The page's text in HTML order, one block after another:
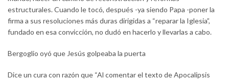
estructurales. Cuando le tocó, después -ya siendo Papa -poner la
firma a sus resoluciones más duras dirigidas a “reparar la Iglesia”,
fundado en esa convicción, no dudó en hacerlo y llevarlas a cabo.
Bergoglio oyó que Jesús golpeaba la puerta
Dice un cura con razón que “Al comentar el texto de Apocalipsis